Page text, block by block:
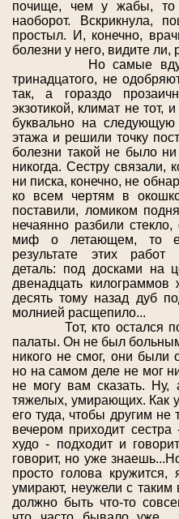
почище, чем у жабы, то
наоборот. Вскрикнула,
простыл. И, конечно,
болезни у него, видите ли,
Но самые
тринадцатого, не
так, а гораздо
экзотикой, климат не тот,
буквально на
этажа и решили точку
болезни такой не было
никогда. Сестру связали,
ни писка, конечно, не
ко всем чертям в
поставили, ломиком
нечаянно разбили
миф о летающем, то
результате этих работ
деталь: под досками на
двенадцать килограммов
десять тому назад дуб
молнией расщепило...
Тот, кто остался
палаты. Он не был
никого не смог, они были
но на самом деле не мог
не могу вам сказать.
тяжелых, умирающих. Как
его туда, чтобы другим не
вечером приходит
худо - подходит и
говорит, но уже
просто голова
умирают, неужели с таким
должно быть что-то